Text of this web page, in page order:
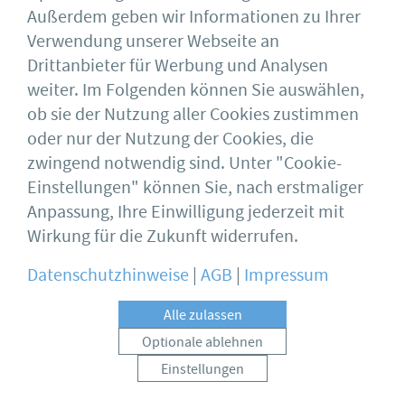
gespeichert sind, verlangen möchte, kann sie
sich hierzu jederzeit an einen Mitarbeiter des
für die Verarbeitung Verantwortlichen
wenden. Der Mitarbeiter des Deutschen
Stahlbau-Verband DSTV wird die
Einschränkung der Verarbeitung veranlassen.
Die Richtigkeit der personenbezogenen
Daten wird von der betroffenen Person
bestritten, und zwar für eine Dauer, die es
dem Verantwortlichen ermöglicht, die
Richtigkeit der personenbezogenen Daten
zu überprüfen.
Die Verarbeitung ist unrechtmäßig, die
betroffene Person lehnt die Löschung der
personenbezogenen Daten ab und verlangt
Außerdem geben wir Informationen zu Ihrer
Verwendung unserer Webseite an
Drittanbieter für Werbung und Analysen
weiter. Im Folgenden können Sie auswählen,
ob sie der Nutzung aller Cookies zustimmen
oder nur der Nutzung der Cookies, die
zwingend notwendig sind. Unter "Cookie-
Einstellungen" können Sie, nach erstmaliger
Anpassung, Ihre Einwilligung jederzeit mit
Wirkung für die Zukunft widerrufen.
Datenschutzhinweise | AGB | Impressum
Einstellungen
Optionale ablehnen
Alle zulassen